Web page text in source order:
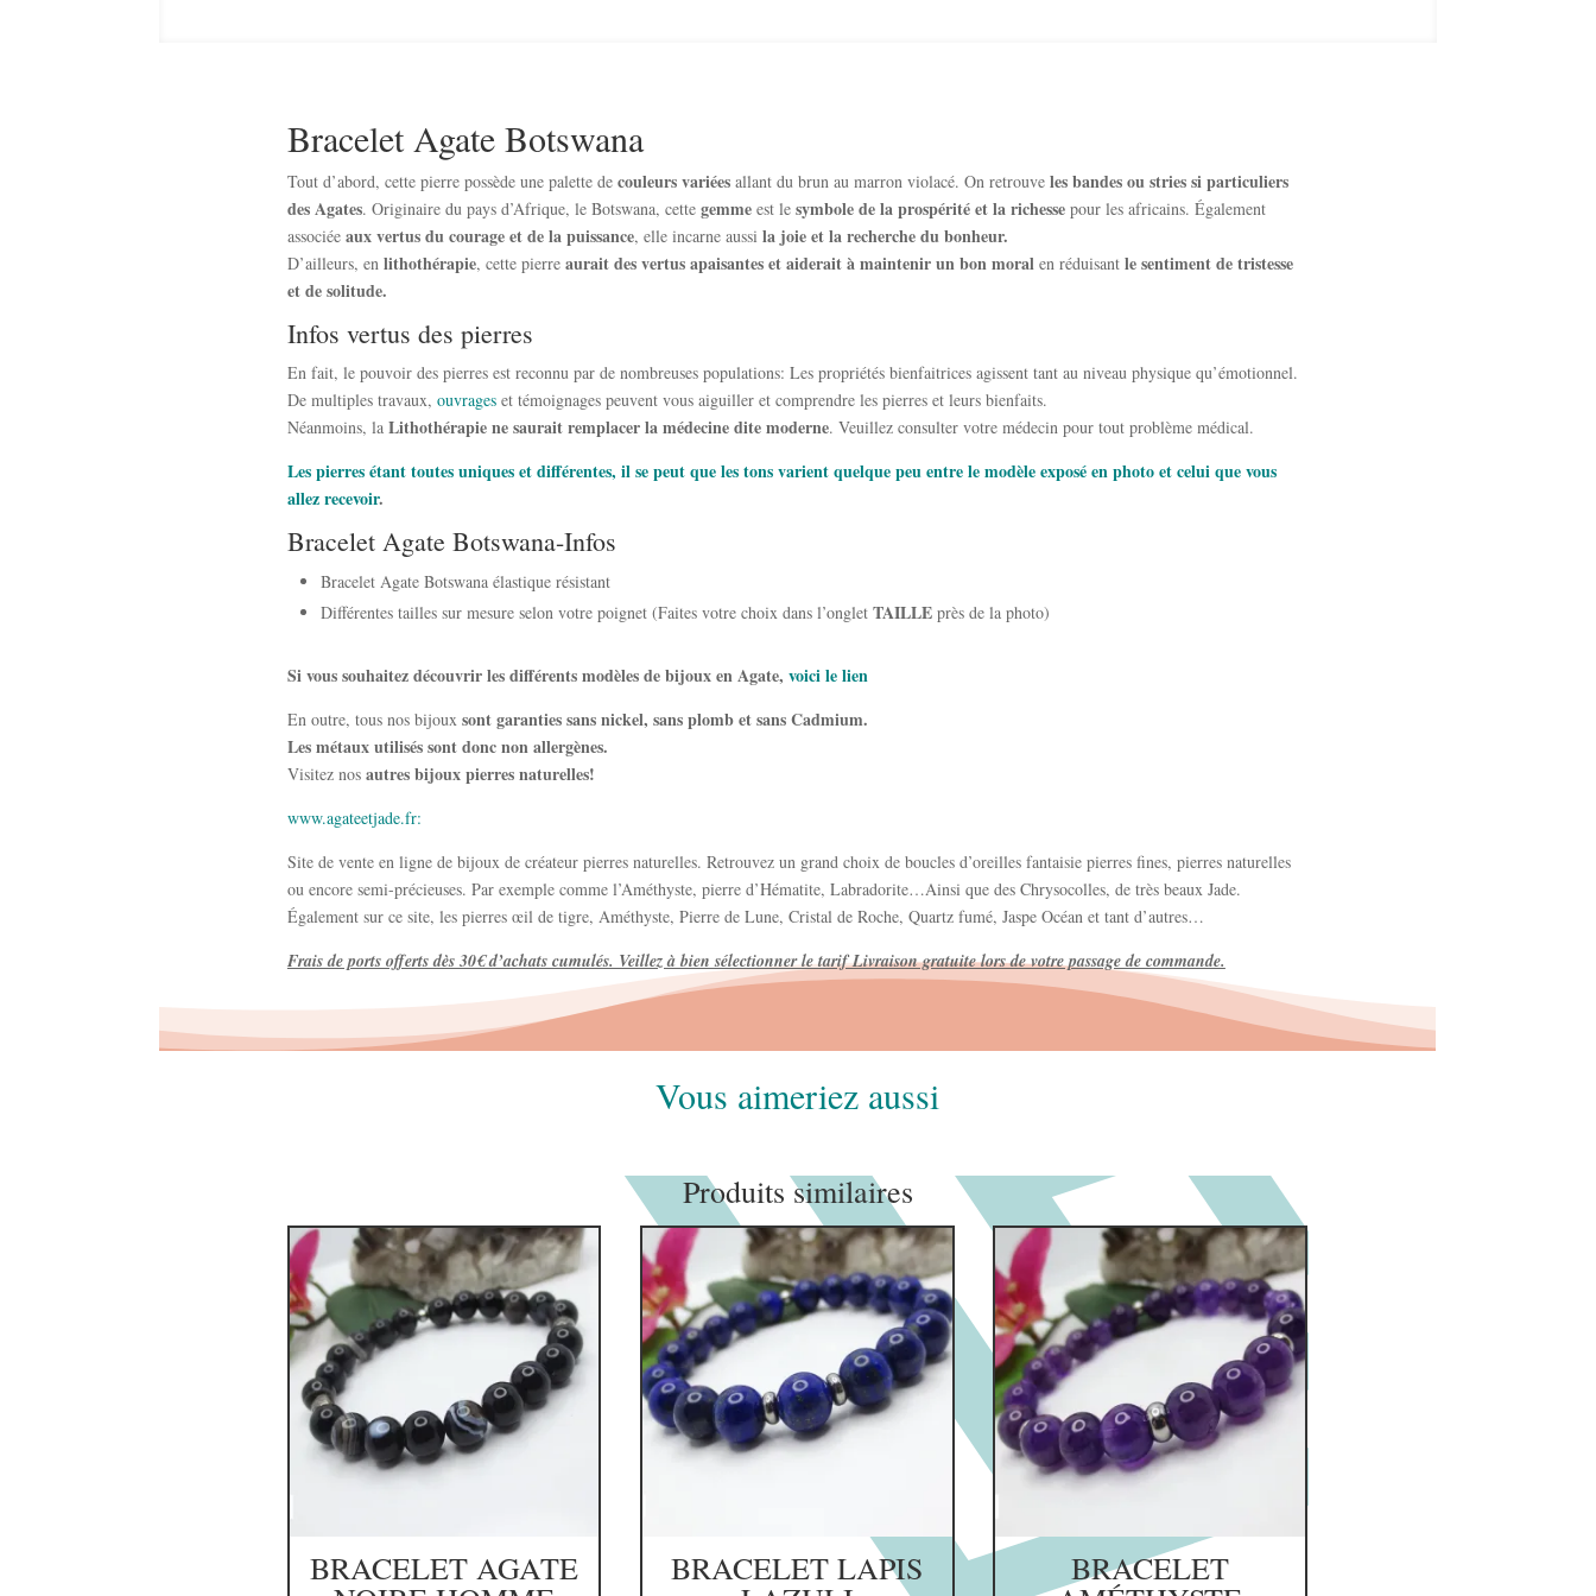
Bracelet Agate Botswana
Tout d’abord, cette pierre possède une palette de couleurs variéesallant du brun au marron violacé. On retrouve les bandes ou stries si particuliers
des Agates. Originaire du pays d’Afrique, le Botswana, cette gemmeest le symbole de la prospérité et la richessepour les africains. Également
associée aux vertus du courage et de la puissance, elle incarne aussi la joie et la recherche du bonheur.
D’ailleurs, en lithothérapie, cette pierre aurait des vertus apaisantes et aiderait à maintenir un bon moralen réduisant le sentiment de tristesse
et de solitude.
Infos vertus des pierres
En fait, le pouvoir des pierres est reconnu par de nombreuses populations: Les propriétés bienfaitrices agissent tant au niveau physique qu’émotionnel.
De multiples travaux, ouvrageset témoignages peuvent vous aiguiller et comprendre les pierres et leurs bienfaits.
Néanmoins, la Lithothérapie ne saurait remplacer la médecine dite moderne. Veuillez consulter votre médecin pour tout problème médical.
Les pierres étant toutes uniques et différentes, il se peut que les tons varient quelque peu entre le modèle exposé en photo et celui que vous
allez recevoir.
Bracelet Agate Botswana-Infos
Bracelet Agate Botswana élastique résistant
Différentes tailles sur mesure selon votre poignet (Faites votre choix dans l’onglet TAILLEprès de la photo)
Si vous souhaitez découvrir les différents modèles de bijoux en Agate, voici le lien
En outre, tous nos bijoux sont garanties sans nickel, sans plomb et sans Cadmium.
Les métaux utilisés sont donc non allergènes.
Visitez nos autres bijoux pierres naturelles!
www.agateetjade.fr:
Site de vente en ligne de bijoux de créateur pierres naturelles. Retrouvez un grand choix de boucles d’oreilles fantaisie pierres fines, pierres naturelles
ou encore semi-précieuses. Par exemple comme l’Améthyste, pierre d’Hématite, Labradorite…Ainsi que des Chrysocolles, de très beaux Jade.
Également sur ce site, les pierres œil de tigre, Améthyste, Pierre de Lune, Cristal de Roche, Quartz fumé, Jaspe Océan et tant d’autres…
Frais de ports offerts dès 30€ d’achats cumulés. Veillez à bien sélectionner le tarif Livraison gratuite lors de votre passage de commande.
Vous aimeriez aussi
Produits similaires
BRACELET AGATE BRACELET LAPIS BRACELET